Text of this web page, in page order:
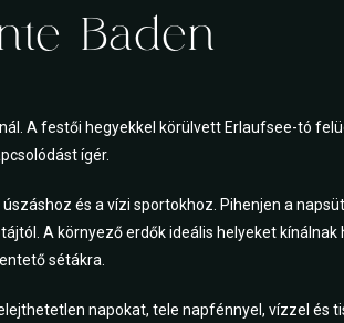
Baden
A festői hegyekkel körülvett Erlaufsee-tó
ígér.
és a vízi sportokhoz. Pihenjen a
A környező erdők ideális helyeket kínálnak
sétákra.
napokat, tele napfénnyel, vízzel és